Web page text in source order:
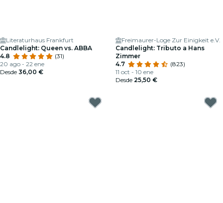
Literaturhaus Frankfurt
Candlelight: Queen vs. ABBA
4.8
(31)
20 ago - 22 ene
Desde 36,00 €
Freimaurer-Loge Zur Einigkeit e.V.
Candlelight: Tributo a Hans
Zimmer
4.7
(823)
11 oct - 10 ene
Desde 25,50 €